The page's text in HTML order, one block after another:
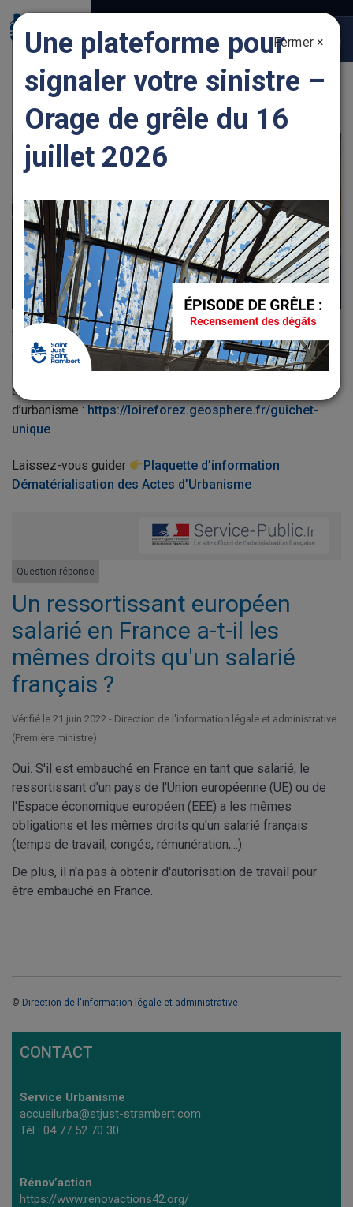
ENTREPRENDRE DES TRAVAUX
Vous pouvez désormais réaliser vos démarches
d’urbanisme en ligne !
Site internet pour la dématérialisation des actes
d’urbanisme :https://loireforez.geosphere.fr/guichet-
unique
Laissez-vous guider
Plaquette d’information
Dématérialisation des Actes d’Urbanisme
Question-réponse
Un ressortissant européen
salarié en France a-t-il les
mêmes droits qu'un salarié
français ?
Vérifié le 21 juin 2022 - Direction de l'information légale et administrative
(Première ministre)
Oui. S'il est embauché en France en tant que salarié, le
ressortissant d'un pays de l'Union européenne (UE) ou de
l'Espace économique européen (EEE) a les mêmes
obligations et les mêmes droits qu'un salarié français
(temps de travail, congés, rémunération,...).
De plus, il n'a pas à obtenir d'autorisation de travail pour
être embauché en France.
© Direction de l'information légale et administrative
CONTACT
Service Urbanisme
accueilurba@stjust-strambert.com
Tél : 04 77 52 70 30
Rénov’action
https://www.renovactions42.org/
Fermer ×
Une plateforme pour
signaler votre sinistre –
Orage de grêle du 16
juillet 2026